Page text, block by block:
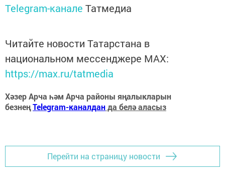
Telegram-канале Татмедиа
Читайте новости Татарстана в
национальном мессенджере MАХ:
https://max.ru/tatmedia
Хәзер Арча һәм Арча районы яңалыкларын
безнеңTelegram-каналданда белә аласыз
Перейти на страницу новости